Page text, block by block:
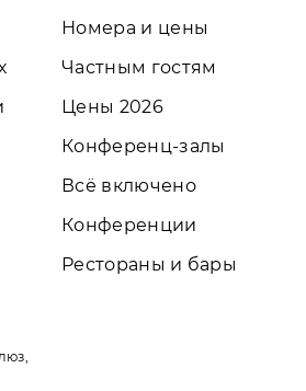
Номера и цены
Частным гостям
Цены 2026
Конференц-залы
Всё включено
Конференции
Рестораны и бары